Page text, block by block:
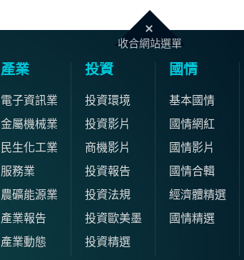
收合網站選單
產業
電子資訊業
金屬機械業
民生化工業
服務業
農礦能源業
產業報告
產業動態
投資
投資環境
投資影片
商機影片
投資報告
投資法規
投資歐美墨
投資精選
國情
基本國情
國情網紅
國情影片
國情合輯
經濟體精選
國情精選